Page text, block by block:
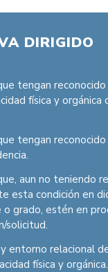
DIRIGIDO
tengan
física y orgánica
tengan
aun no teniendo
esta condición en
grado, estén en
solicitud.
entorno relacional
física y orgánica.